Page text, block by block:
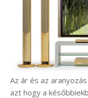
Az ár és az
azt hogy a